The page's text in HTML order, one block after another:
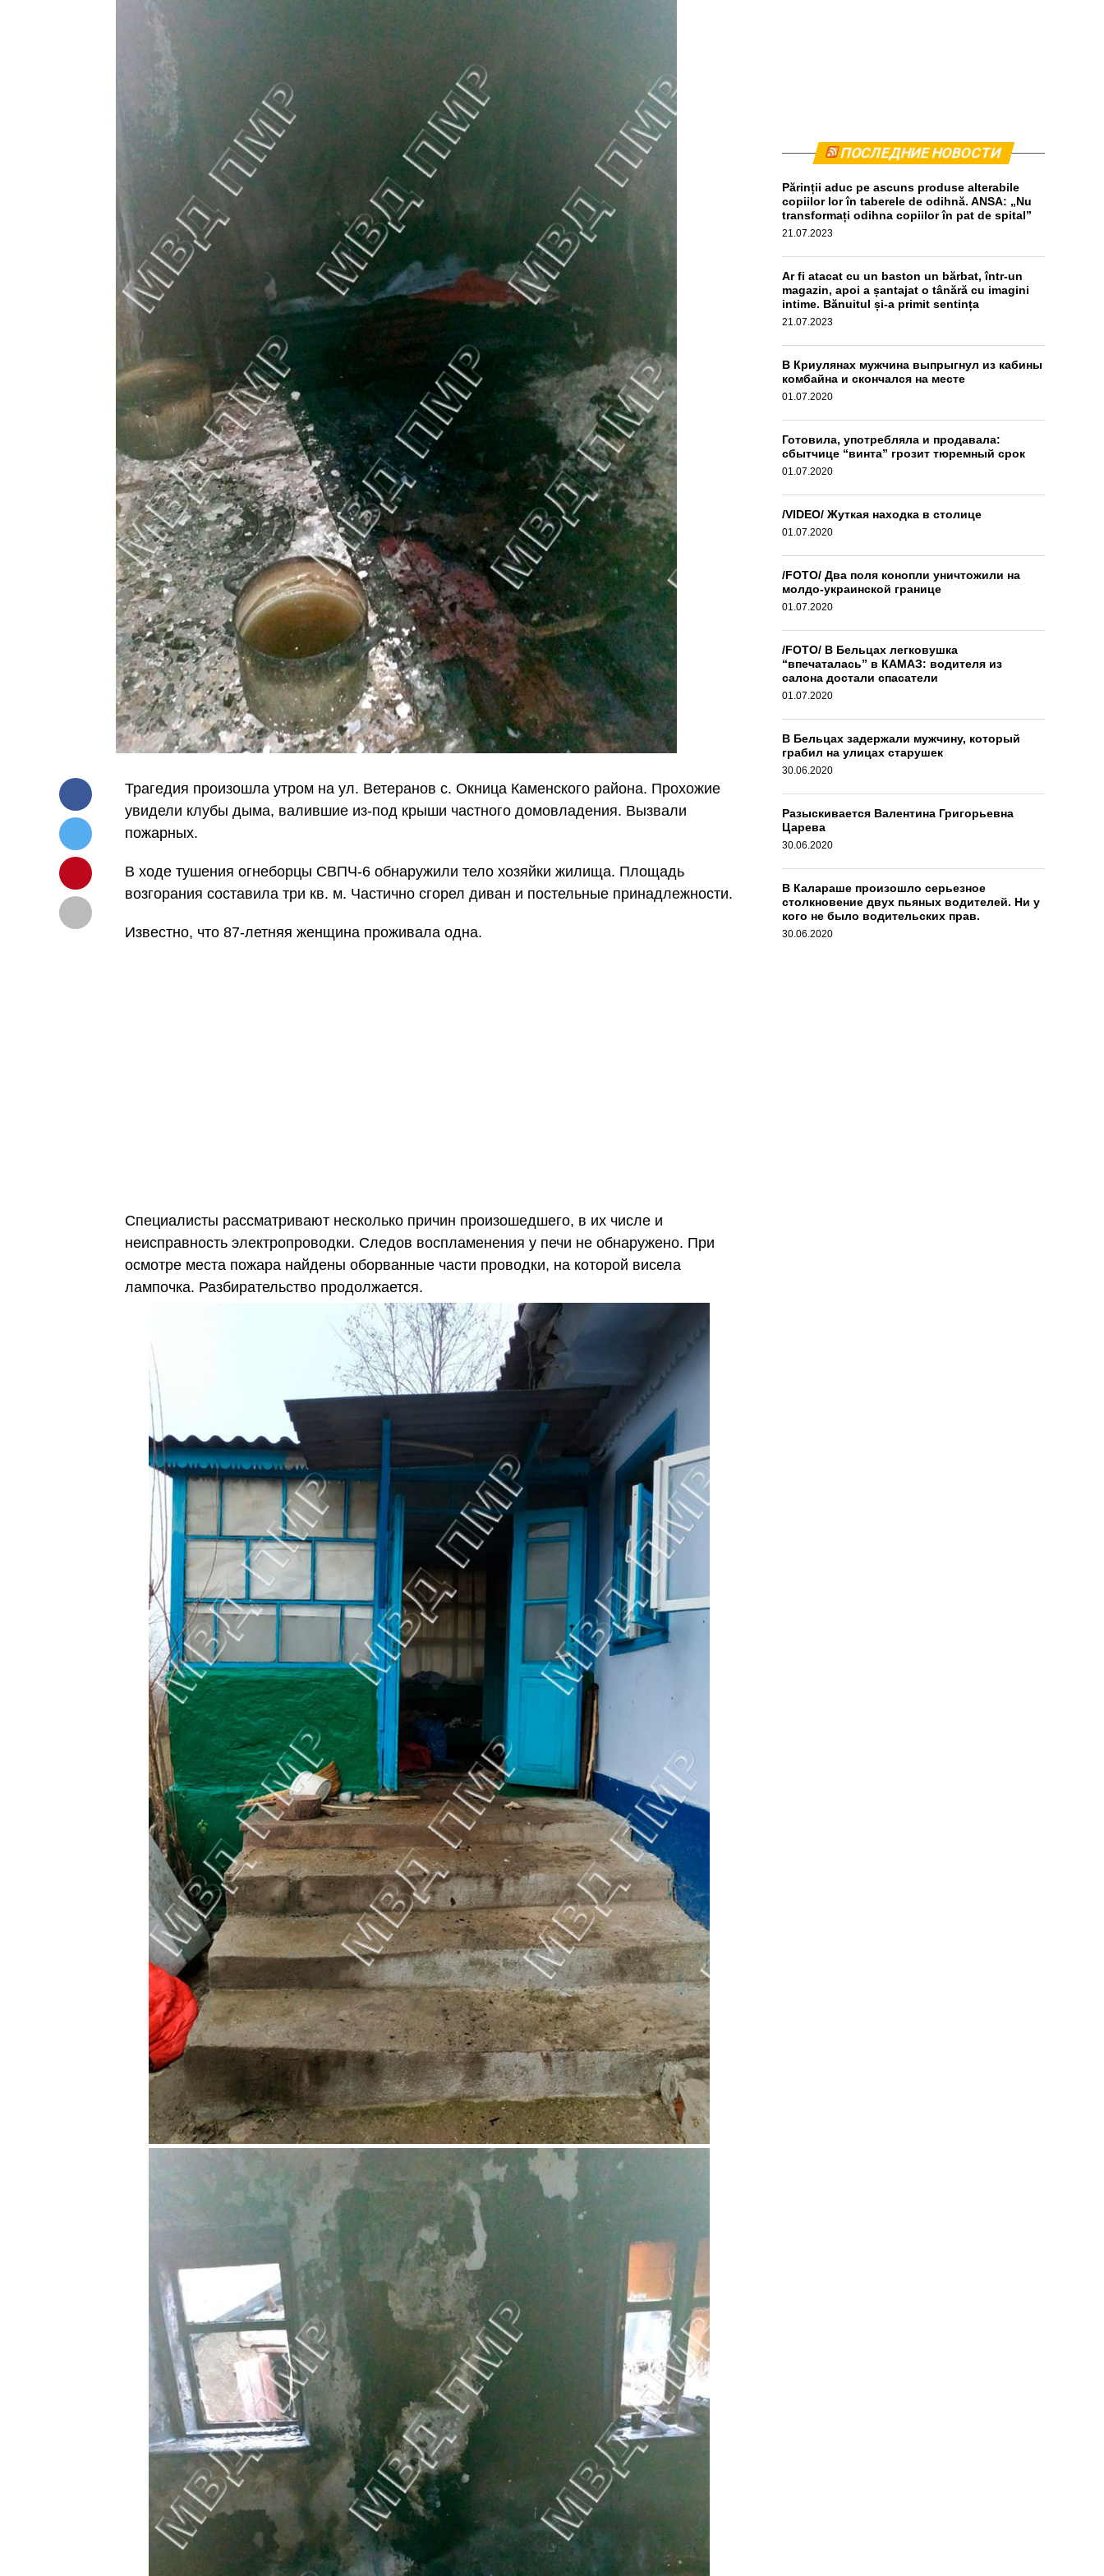
Трагедия произошла утром на ул. Ветеранов с. Окница Каменского района. Прохожие
увидели клубы дыма, валившие из-под крыши частного домовладения. Вызвали
пожарных.
В ходе тушения огнеборцы СВПЧ-6 обнаружили тело хозяйки жилища. Площадь
возгорания составила три кв. м. Частично сгорел диван и постельные принадлежности.
Известно, что 87-летняя женщина проживала одна.
Специалисты рассматривают несколько причин произошедшего, в их числе и
неисправность электропроводки. Следов воспламенения у печи не обнаружено. При
осмотре места пожара найдены оборванные части проводки, на которой висела
лампочка. Разбирательство продолжается.
ПОСЛЕДНИЕ НОВОСТИ
Părinții aduc pe ascuns produse alterabile
copiilor lor în taberele de odihnă. ANSA: „Nu
transformați odihna copiilor în pat de spital”
21.07.2023
Ar fi atacat cu un baston un bărbat, într-un
magazin, apoi a șantajat o tânără cu imagini
intime. Bănuitul și-a primit sentința
21.07.2023
В Криулянах мужчина выпрыгнул из кабины
комбайна и скончался на месте
01.07.2020
Готовила, употребляла и продавала:
сбытчице “винта” грозит тюремный срок
01.07.2020
/VIDEO/ Жуткая находка в столице
01.07.2020
/FOTO/ Два поля конопли уничтожили на
молдо-украинской границе
01.07.2020
/FOTO/ В Бельцах легковушка
“впечаталась” в КАМАЗ: водителя из
салона достали спасатели
01.07.2020
В Бельцах задержали мужчину, который
грабил на улицах старушек
30.06.2020
Разыскивается Валентина Григорьевна
Царева
30.06.2020
В Калараше произошло серьезное
столкновение двух пьяных водителей. Ни у
кого не было водительских прав.
30.06.2020